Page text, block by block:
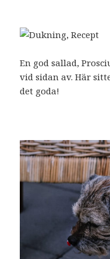
En god sallad,
vid sidan av. Här
det goda!